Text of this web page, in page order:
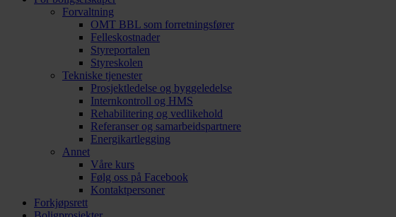
Forvaltning
OMT BBL som forretningsfører
Felleskostnader
Styreportalen
Styreskolen
Tekniske tjenester
Prosjektledelse og byggeledelse
Internkontroll og HMS
Rehabilitering og vedlikehold
Referanser og samarbeidspartnere
Energikartlegging
Annet
Våre kurs
Følg oss på Facebook
Kontaktpersoner
Forkjøpsrett